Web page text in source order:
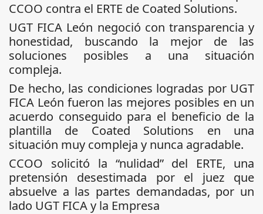
CCOO contra el ERTE de Coated Solutions.
UGT FICA León negoció con transparencia y
honestidad, buscando la mejor de las
soluciones posibles a una situación
compleja.
De hecho, las condiciones logradas por UGT
FICA León fueron las mejores posibles en un
acuerdo conseguido para el beneficio de la
plantilla de Coated Solutions en una
situación muy compleja y nunca agradable.
CCOO solicitó la “nulidad” del ERTE, una
pretensión desestimada por el juez que
absuelve a las partes demandadas, por un
lado UGT FICA y la Empresa